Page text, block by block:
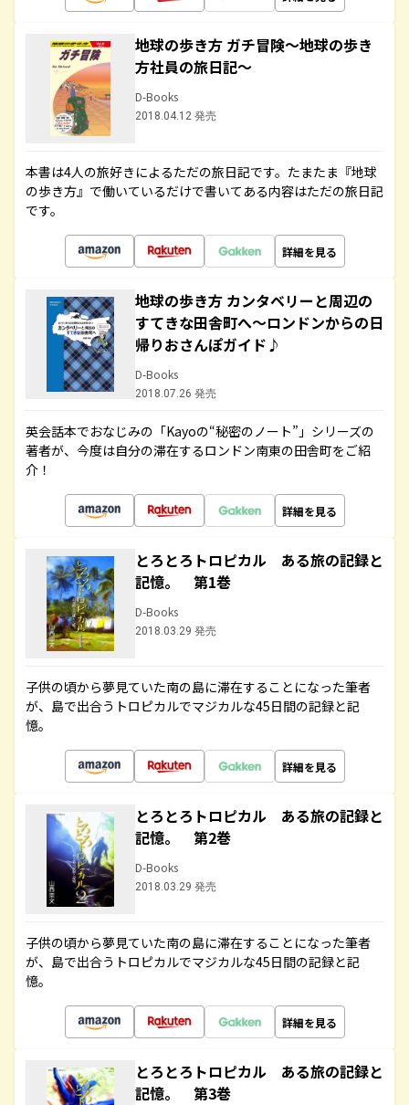
地球の歩き方 ガチ冒険～地球の歩き
方社員の旅日記～
D-Books
2018.04.12 発売
本書は4人の旅好きによるただの旅日記です。たまたま『地球
の歩き方』で働いているだけで書いてある内容はただの旅日記
です。
詳細を見る
地球の歩き方 カンタベリーと周辺の
すてきな田舎町へ～ロンドンからの日
帰りおさんぽガイド♪
D-Books
2018.07.26 発売
英会話本でおなじみの「Kayoの“秘密のノート”」シリーズの
著者が、今度は自分の滞在するロンドン南東の田舎町をご紹
介！
詳細を見る
とろとろトロピカル ある旅の記録と
記憶。 第1巻
D-Books
2018.03.29 発売
子供の頃から夢見ていた南の島に滞在することになった筆者
が、島で出合うトロピカルでマジカルな45日間の記録と記
憶。
詳細を見る
とろとろトロピカル ある旅の記録と
記憶。 第2巻
D-Books
2018.03.29 発売
子供の頃から夢見ていた南の島に滞在することになった筆者
が、島で出合うトロピカルでマジカルな45日間の記録と記
憶。
詳細を見る
とろとろトロピカル ある旅の記録と
記憶。 第3巻